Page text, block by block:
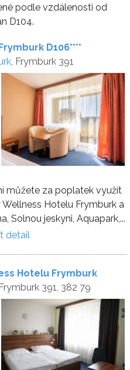
podle vzdálenosti od
D104.
D106****
, Frymburk 391
můžete za poplatek využít
Hotelu Frymburk a
Solnou jeskyni, Aquapark,...
detail
Hotelu Frymburk
391, 382 79